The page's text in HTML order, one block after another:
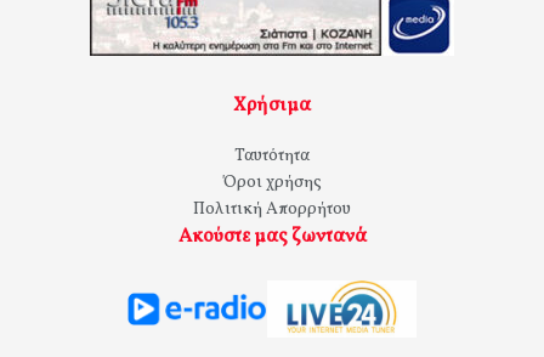
Χρήσιμα
Ταυτότητα
Όροι χρήσης
Πολιτική Απορρήτου
Ακούστε μας ζωντανά